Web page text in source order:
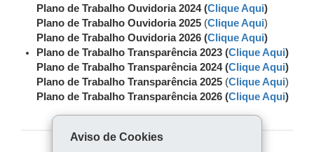
Plano de Trabalho Ouvidoria 2024 (Clique Aqui)
Plano de Trabalho Ouvidoria 2025 (Clique Aqui)
Plano de Trabalho Ouvidoria 2026 (Clique Aqui)
Plano de Trabalho Transparência 2023 (Clique Aqui)
Plano de Trabalho Transparência 2024 (Clique Aqui)
Plano de Trabalho Transparência 2025 (Clique Aqui)
Plano de Trabalho Transparência 2026 (Clique Aqui)
Aviso de Cookies